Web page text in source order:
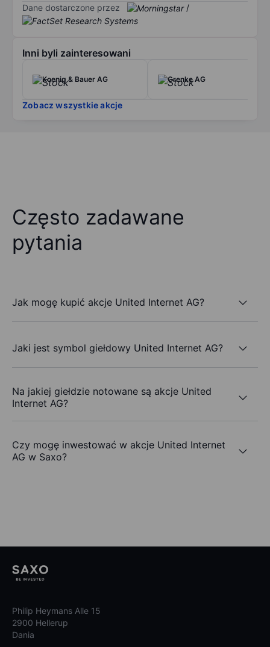
Dane dostarczone przez /
Inni byli zainteresowani
Koenig & Bauer AG Grenke AG
Zobacz wszystkie akcje
Często zadawane
pytania
Jak mogę kupić akcje United Internet AG?
Jaki jest symbol giełdowy United Internet AG?
Na jakiej giełdzie notowane są akcje United
Internet AG?
Czy mogę inwestować w akcje United Internet
AG w Saxo?
Philip Heymans Alle 15
2900 Hellerup
Dania